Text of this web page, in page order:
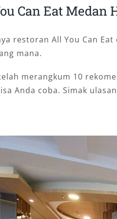
Can Eat Medan
restoran All You Can
mana.
merangkum 10
Anda coba. Simak